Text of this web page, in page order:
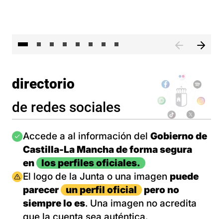
directorio
de redes sociales
Imagen
Accede a al información del Gobierno de
Castilla-La Mancha de forma segura
en
los perfiles oficiales.
Imagen
El logo de la Junta o una imagen puede
parecer
un perfil oficial
pero no
siempre lo es. Una imagen no acredita